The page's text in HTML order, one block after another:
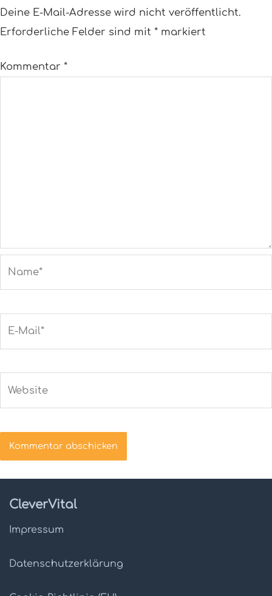
Deine E-Mail-Adresse wird nicht veröffentlicht.
Erforderliche Felder sind mit * markiert
Kommentar *
CleverVital
Impressum
Datenschutz­erklärung